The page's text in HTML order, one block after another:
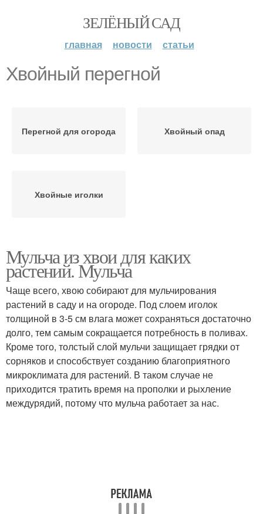
ЗЕЛЁНЫЙ САД
главная новости статьи
Хвойный перегной
Перегной для огорода Хвойный опад
Хвойные иголки
Мульча из хвои для каких
растений. Мульча
Чаще всего, хвою собирают для мульчирования
растений в саду и на огороде. Под слоем иголок
толщиной в 3-5 см влага может сохраняться достаточно
долго, тем самым сокращается потребность в поливах.
Кроме того, толстый слой мульчи защищает грядки от
сорняков и способствует созданию благоприятного
микроклимата для растений. В таком случае не
приходится тратить время на прополки и рыхление
междурядий, потому что мульча работает за нас.